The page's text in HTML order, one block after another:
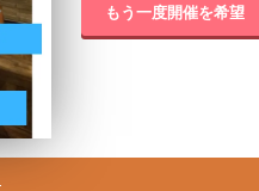
もう一度開催を希望